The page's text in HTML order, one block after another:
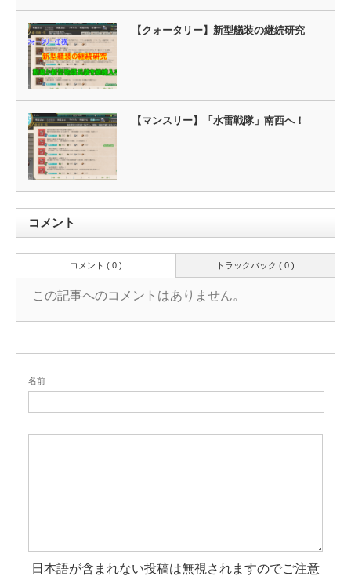
【クォータリー】新型艤装の継続研究
【マンスリー】「水雷戦隊」南西へ！
コメント
トラックバック ( 0 )
コメント ( 0 )
この記事へのコメントはありません。
名前
日本語が含まれない投稿は無視されますのでご注意